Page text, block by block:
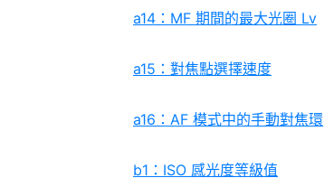
a14：MF 期間的最大光圈 Lv
a15：對焦點選擇速度
a16：AF 模式中的手動對焦環
b1：ISO 感光度等級值